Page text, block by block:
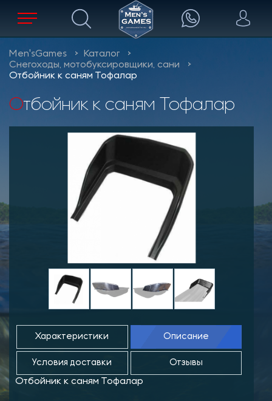
Men'sGames
Каталог
Снегоходы, мотобуксировщики, сани
Отбойник к саням Тофалар
Отбойник к саням Тофалар
Характеристики Описание
Условия доставки Отзывы
Отбойник к саням Тофалар